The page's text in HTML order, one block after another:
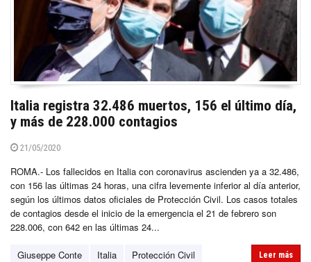
Italia registra 32.486 muertos, 156 el último día,
y más de 228.000 contagios
21/05/2020
ROMA.- Los fallecidos en Italia con coronavirus ascienden ya a 32.486,
con 156 las últimas 24 horas, una cifra levemente inferior al día anterior,
según los últimos datos oficiales de Protección Civil. Los casos totales
de contagios desde el inicio de la emergencia el 21 de febrero son
228.006, con 642 en las últimas 24...
Giuseppe Conte Italia Protección Civil Leer más